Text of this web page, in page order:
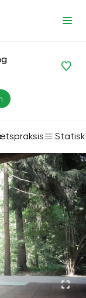
Statisk